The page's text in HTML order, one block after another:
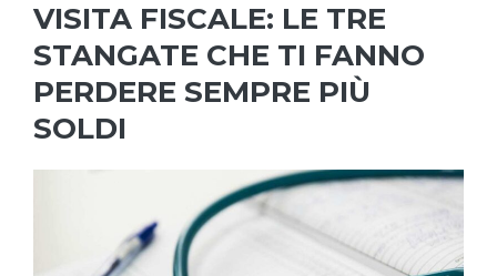
VISITA FISCALE: LE TRE
STANGATE CHE TI FANNO
PERDERE SEMPRE PIÙ
SOLDI